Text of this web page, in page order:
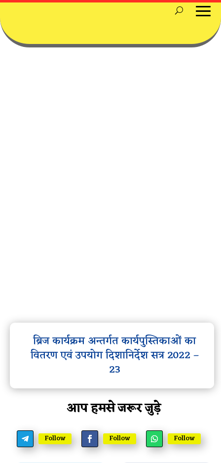
ब्रिज कार्यक्रम अन्तर्गत कार्यपुस्तिकाओं का
वितरण एवं उपयोग दिशानिर्देश सत्र 2022 –
23
आप हमसे जरूर जुड़े
Follow Follow Follow